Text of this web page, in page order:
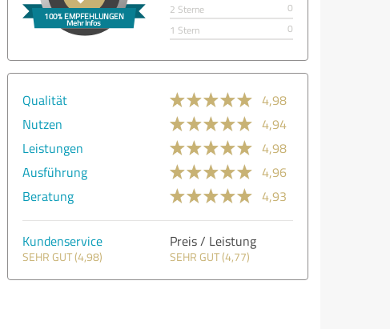
2 Sterne
0
1 Stern
0
Qualität
4,98
Nutzen
4,94
Leistungen
4,98
Ausführung
4,96
Beratung
4,93
Kundenservice
SEHR GUT (4,98)
Preis / Leistung
SEHR GUT (4,77)